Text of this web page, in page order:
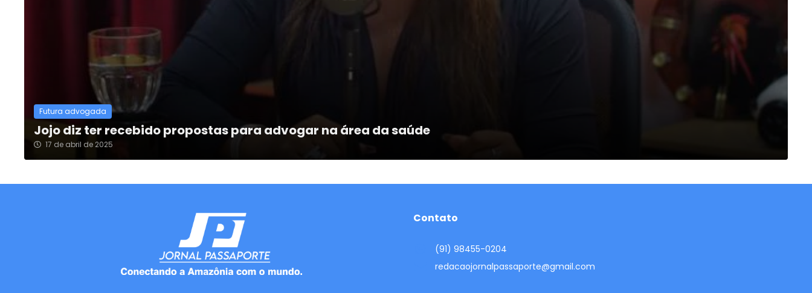
Futura advogada
Jojo diz ter recebido propostas para advogar na área da saúde
17 de abril de 2025
Contato
(91) 98455-0204
redacaojornalpassaporte@gmail.com